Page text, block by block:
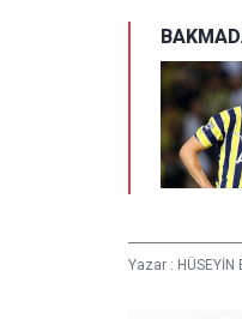
Yazar : HÜSEYİN